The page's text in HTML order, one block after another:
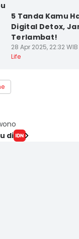
5 Tanda Kamu
Digital Detox,
Terlambat!
28 Apr 2025, 22:32 WIB
Life
di